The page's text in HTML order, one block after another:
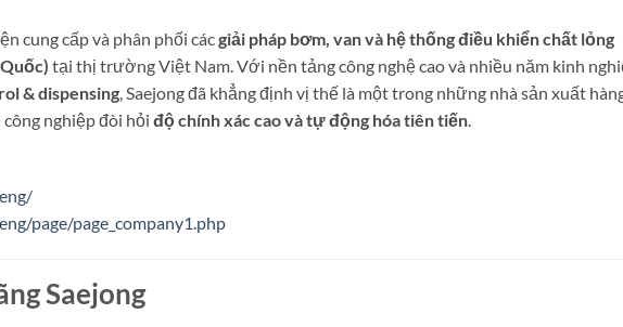
cung cấp và phân phối cácgiải pháp bơm, van và hệ thống điều khiển chất lỏng
tại thị trường Việt Nam. Với nền tảng công nghệ cao và nhiều năm kinh
& dispensing , Saejong đã khẳng định vị thế là một trong những nhà sản xuất
công nghiệp đòi hỏi độ chính xác cao và tự động hóa tiên tiến
page/page_company1.php
Saejong